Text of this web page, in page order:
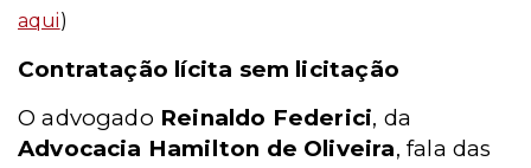
aqui)
Contratação lícita sem licitação
O advogado Reinaldo Federici, da
Advocacia Hamilton de Oliveira, fala das